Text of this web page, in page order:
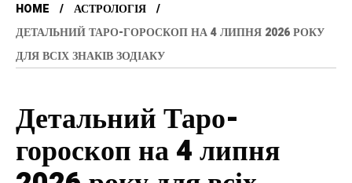
HOME
АСТРОЛОГІЯ
ДЕТАЛЬНИЙ ТАРО-ГОРОСКОП НА 4 ЛИПНЯ 2026 РОКУ
ДЛЯ ВСІХ ЗНАКІВ ЗОДІАКУ
Детальний Таро-
гороскоп на 4 липня